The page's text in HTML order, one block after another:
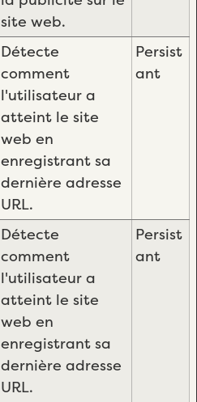
site web.
Détecte
comment
l'utilisateur a
atteint le site
web en
enregistrant sa
dernière adresse
URL.
Persist
ant
Détecte
comment
l'utilisateur a
atteint le site
web en
enregistrant sa
dernière adresse
URL.
Persist
ant